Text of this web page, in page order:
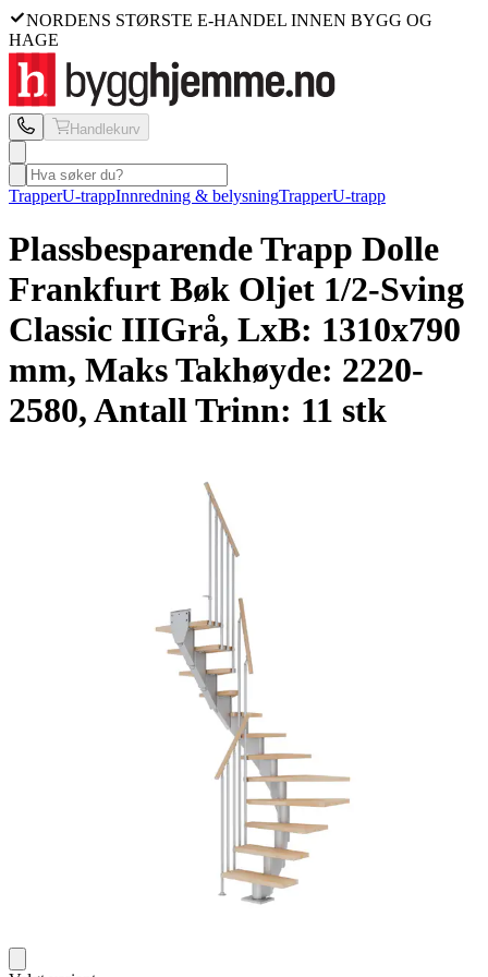
NORDENS STØRSTE E-HANDEL INNEN BYGG OG
HAGE
Handlekurv
TrapperU-trappInnredning & belysningTrapperU-trapp
Plassbesparende Trapp Dolle
Frankfurt Bøk Oljet 1/2-Sving
Classic IIIGrå, LxB: 1310x790
mm, Maks Takhøyde: 2220-
2580, Antall Trinn: 11 stk